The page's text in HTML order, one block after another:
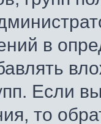
в
Если
то